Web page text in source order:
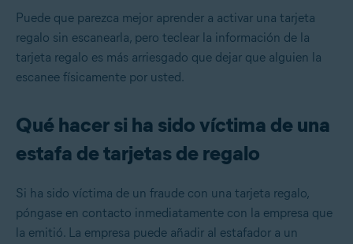
Puede que parezca mejor aprender a activar una tarjeta
regalo sin escanearla, pero teclear la información de la
tarjeta regalo es más arriesgado que dejar que alguien la
escanee físicamente por usted.
Qué hacer si ha sido víctima de una
estafa de tarjetas de regalo
Si ha sido víctima de un fraude con una tarjeta regalo,
póngase en contacto inmediatamente con la empresa que
la emitió. La empresa puede añadir al estafador a un